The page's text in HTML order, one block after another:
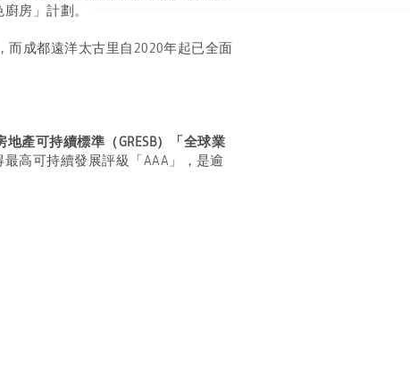
房」計劃。
而成都遠洋太古里自2020年起已全面
地產可持續標準（GRESB）「全球業
最高可持續發展評級「AAA」，是逾